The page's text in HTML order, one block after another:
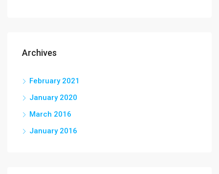
Archives
February 2021
January 2020
March 2016
January 2016